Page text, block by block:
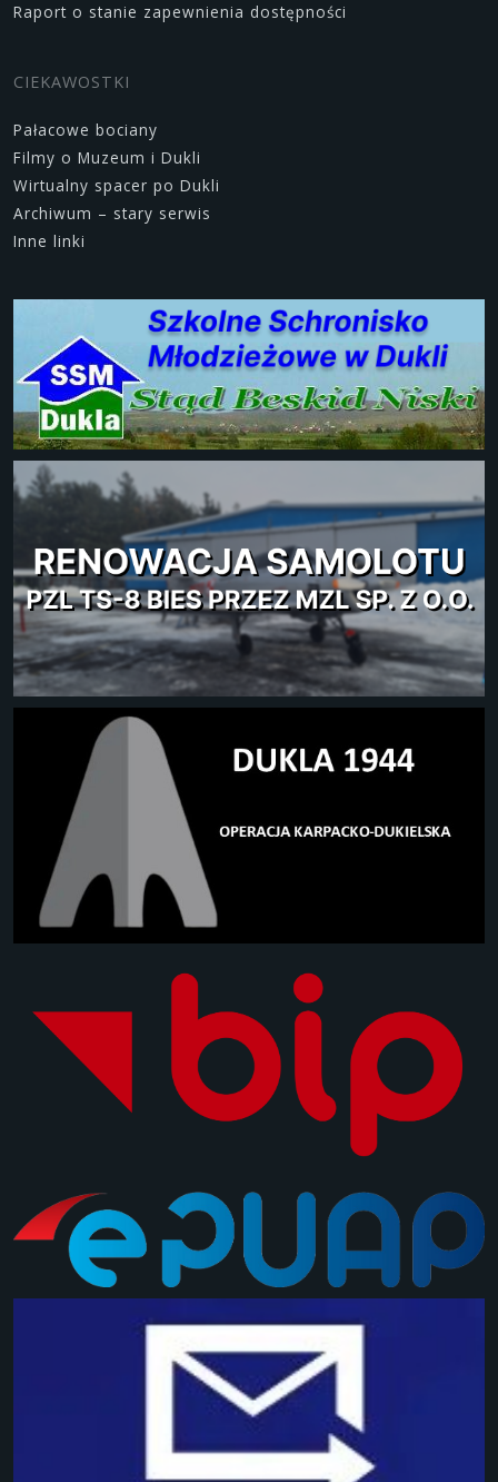
Raport o stanie zapewnienia dostępności
CIEKAWOSTKI
Pałacowe bociany
Filmy o Muzeum i Dukli
Wirtualny spacer po Dukli
Archiwum – stary serwis
Inne linki